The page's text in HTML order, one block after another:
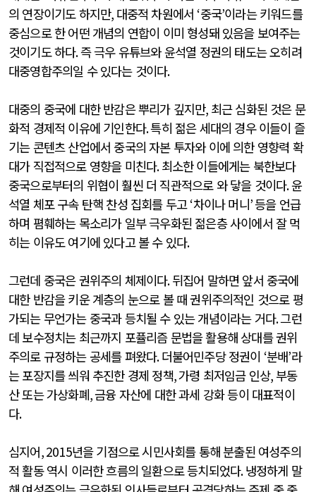
의 연장이기도 하지만, 대중적 차원에서 ‘중국’이라는 키워드를
중심으로 한 어떤 개념의 연합이 이미 형성돼 있음을 보여주는
것이기도 하다.즉 극우 유튜브와 윤석열 정권의 태도는 오히려
대중영합주의일 수 있다는 것이다.
대중의 중국에 대한 반감은 뿌리가 깊지만, 최근 심화된 것은 문
화적 경제적 이유에 기인한다.특히 젊은 세대의 경우 이들이 즐
기는 콘텐츠 산업에서 중국의 자본 투자와 이에 의한 영향력 확
대가 직접적으로 영향을 미친다.최소한 이들에게는 북한보다
중국으로부터의 위협이 훨씬 더 직관적으로 와 닿을 것이다.윤
석열 체포 구속 탄핵 찬성 집회를 두고‘차이나 머니’등을 언급
하며 폄훼하는 목소리가 일부 극우화된 젊은층 사이에서 잘 먹
히는 이유도 여기에 있다고 볼 수 있다.
그런데 중국은 권위주의 체제이다.뒤집어 말하면 앞서 중국에
대한 반감을 키운 계층의 눈으로 볼 때 권위주의적인 것으로 평
가되는 무언가는 중국과 등치될 수 있는 개념이라는 거다.그런
데 보수정치는 최근까지 포퓰리즘 문법을 활용해 상대를 권위
주의로 규정하는 공세를 펴왔다.더불어민주당 정권이 ‘분배’라
는 포장지를 씌워 추진한 경제 정책,가령 최저임금 인상, 부동
산 또는 가상화폐,금융 자산에 대한 과세 강화 등이 대표적이
다.
심지어, 2015년을 기점으로 시민사회를 통해 분출된 여성주의
적 활동 역시 이러한 흐름의 일환으로 등치되었다.냉정하게 말